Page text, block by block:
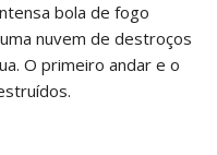
bola de fogo
nuvem de destroços
O primeiro andar e o